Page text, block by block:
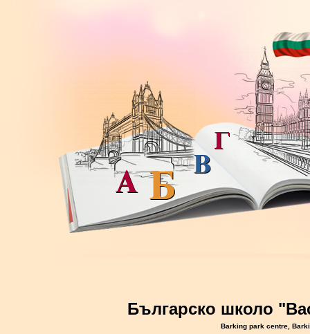
Българско школо
Barking park centre,